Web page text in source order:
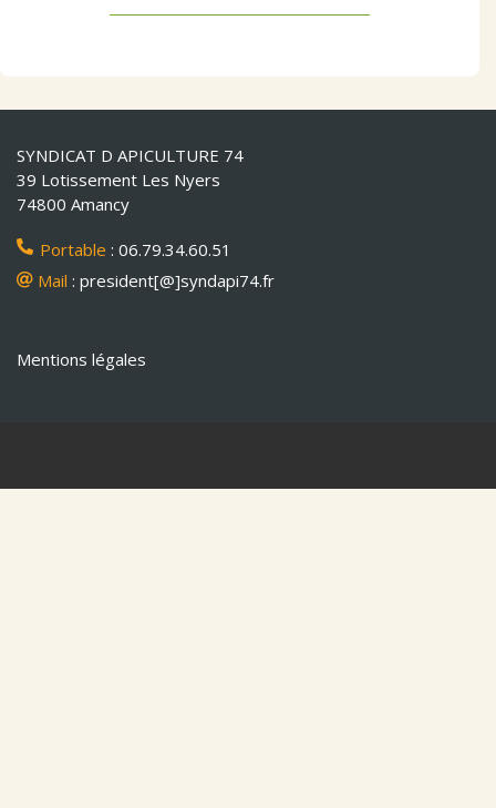
SYNDICAT D APICULTURE 74
39 Lotissement Les Nyers
74800 Amancy
Portable : 06.79.34.60.51
Mail : president[@]syndapi74.fr
Mentions légales